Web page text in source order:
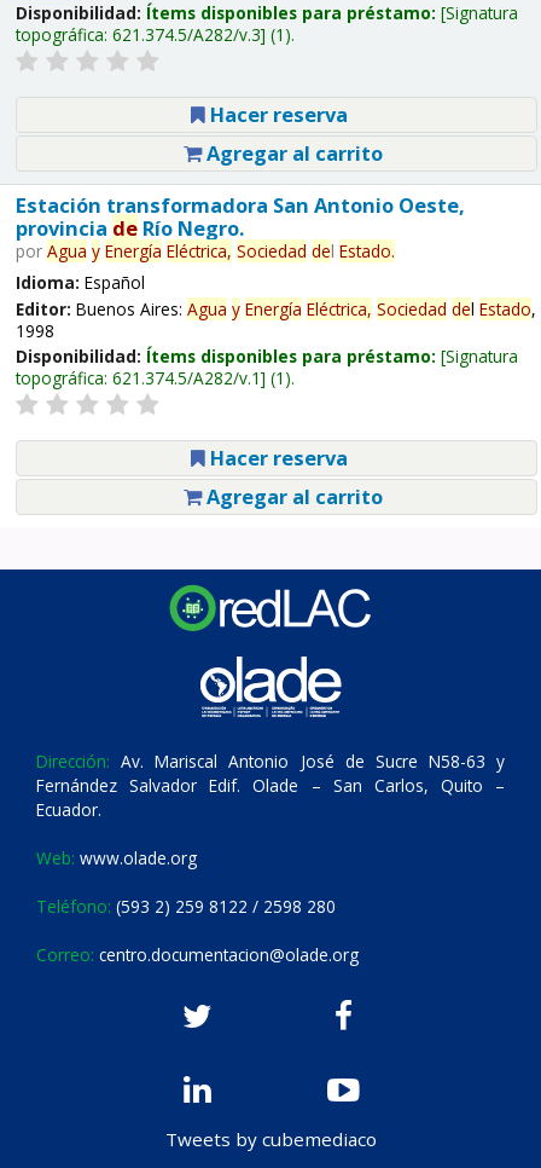
Disponibilidad: Ítems disponibles para préstamo: Signatura
topográfica: 621.374.5/A282/v.3 (1).
Hacer reserva
Agregar al carrito
Estación transformadora San Antonio Oeste,
provincia deRío Negro.
por Agua y Energía Eléctrica, Sociedad del Estado.
Idioma: Español
Editor: Buenos Aires: Agua y Energía Eléctrica, Sociedad del Estado,
1998
Disponibilidad: Ítems disponibles para préstamo: Signatura
topográfica: 621.374.5/A282/v.1 (1).
Hacer reserva
Agregar al carrito
Dirección: Av. Mariscal Antonio José de Sucre N58-63 y
Fernández Salvador Edif. Olade – San Carlos, Quito –
Ecuador.
Web: www.olade.org
Teléfono: (593 2) 259 8122 / 2598 280
Correo: centro.documentacion@olade.org
Tweets by cubemediaco